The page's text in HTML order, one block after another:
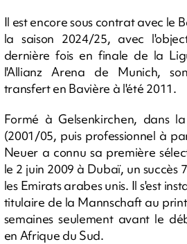
Il est encore sous contrat avec le
la saison 2024/25, avec
dernière fois en finale de la
l'Allianz Arena de Munich,
transfert en Bavière à l'été 2011.
Formé à Gelsenkirchen, dans
(2001/05, puis professionnel à
Neuer a connu sa première
le 2 juin 2009 à Dubaï, un succès
les Emirats arabes unis. Il s'est
titulaire de la Mannschaft au
semaines seulement avant le
en Afrique du Sud.